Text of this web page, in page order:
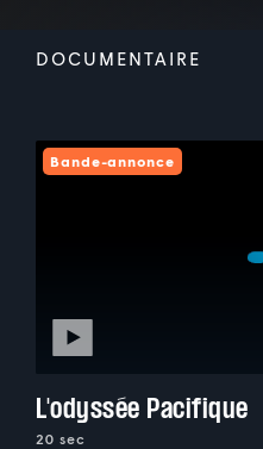
DOCUMENTAIRE
Bande-annonce
L'odyssée Pacifique
20 sec